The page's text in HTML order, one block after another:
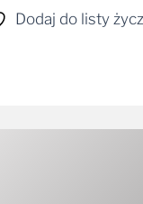
Dodaj do listy